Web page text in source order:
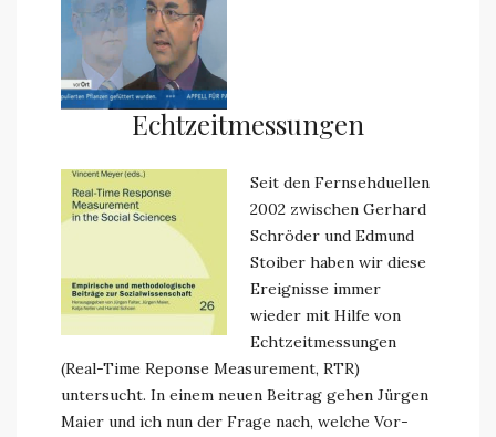
Echtzeitmessungen
Seit den Fernsehduellen
2002 zwischen Gerhard
Schröder und Edmund
Stoiber haben wir diese
Ereignisse immer
wieder mit Hilfe von
Echtzeitmessungen
(Real-Time Reponse Measurement, RTR)
untersucht. In einem neuen Beitrag gehen Jürgen
Maier und ich nun der Frage nach, welche Vor-